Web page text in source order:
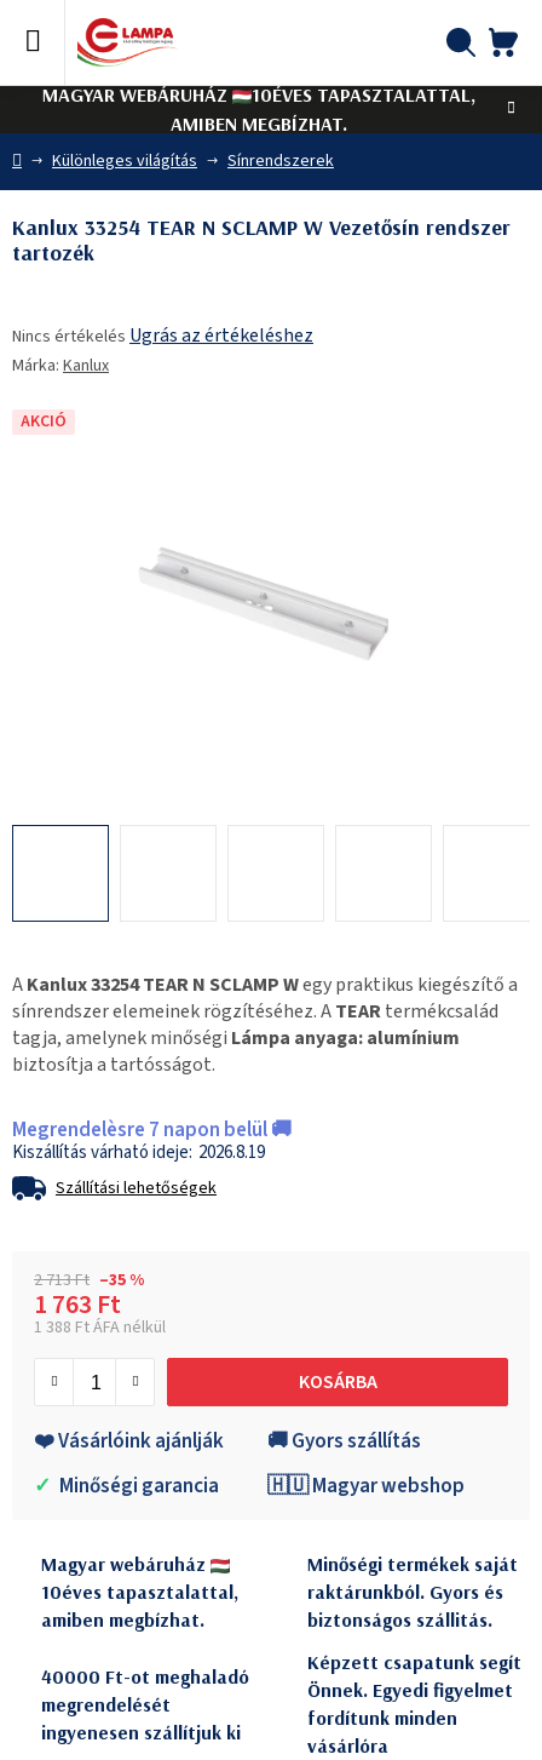
tartalomhoz
MAGYAR WEBÁRUHÁZ
10ÉVES TAPASZTALATTAL,
AMIBEN MEGBÍZHAT.
Kezdőlap
Különleges világítás Sínrendszerek
AKanlux 33254 TEAR N SCLAMP Wegy praktikus kiegészítő a
sínrendszer elemeinek rögzítéséhez. ATEARtermékcsalád
tagja, amelynek minőségi Lámpa anyaga: alumínium
biztosítja a tartósságot.
Megrendelèsre 7 napon belül 🚚
2026.8.19
Szállítási lehetőségek
2 713 Ft –35 %
1 763 Ft
1 388 Ft ÁFA nélkül
KOSÁRBA
❤️ Vásárlóink ajánlják
🚚 Gyors szállítás
✓ Minőségi garancia 🇭🇺 Magyar webshop
Kanlux 33254 TEAR N SCLAMP W Vezetősín rendszer
tartozék
termék
átlagos
5-
Nincs értékelés Ugrás az értékeléshez
Márka: Kanlux
AKCIÓ
Magyar webáruház
10éves tapasztalattal,
amiben megbízhat.
Minőségi termékek saját
raktárunkból. Gyors és
biztonságos szállitás.
40000 Ft-ot meghaladó
megrendelését
ingyenesen szállítjuk ki
Képzett csapatunk segít
Önnek. Egyedi figyelmet
fordítunk minden
vásárlóra